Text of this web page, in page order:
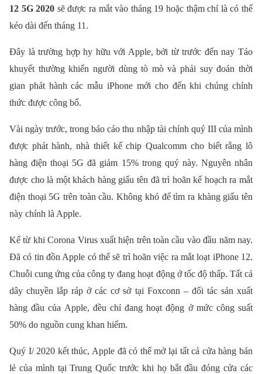
12 5G 2020 sẽ được ra mắt vào tháng 19 hoặc thậm chí là có thể
kéo dài đến tháng 11.
Đây là trường hợp hy hữu với Apple, bởi từ trước đến nay Táo
khuyết thường khiến người dùng tò mò và phải suy đoán thời
gian phát hành các mẫu iPhone mới cho đến khi chúng chính
thức được công bố.
Vài ngày trước, trong báo cáo thu nhập tài chính quý III của mình
được phát hành, nhà thiết kế chip Qualcomm cho biết rằng lô
hàng điện thoại 5G đã giảm 15% trong quý này. Nguyên nhân
được cho là một khách hàng giấu tên đã trì hoãn kế hoạch ra mắt
điện thoại 5G trên toàn cầu. Không khó để tìm ra khàng giấu tên
này chính là Apple.
Kể từ khi Corona Virus xuất hiện trên toàn cầu vào đầu năm nay.
Đã có tin đồn Apple có thể sẽ trì hoãn việc ra mắt loạt iPhone 12.
Chuỗi cung ứng của công ty đang hoạt động ở tốc độ thấp. Tất cả
dây chuyền lắp ráp ở các cơ sở tại Foxconn – đối tác sản xuất
hàng đầu của Apple, đều chỉ đang hoạt động ở mức công suất
50% do nguồn cung khan hiếm.
Quý I/ 2020 kết thúc, Apple đã có thể mở lại tất cả cửa hàng bán
lẻ của mình tại Trung Quốc trước khi họ bắt đầu đóng cửa các